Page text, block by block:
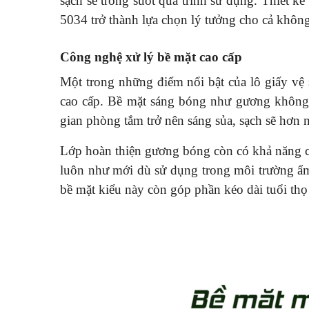
5034 trở thành lựa chọn lý tưởng cho cả
Công nghệ xử lý bề mặt cao cấp
Một trong những điểm nổi bật của lô giấy
cao cấp. Bề mặt sáng bóng như gương
gian phòng tắm trở nên sáng sủa, sạch sẽ
Lớp hoàn thiện gương bóng còn có khả năng
luôn như mới dù sử dụng trong môi trường
bề mặt kiểu này còn góp phần kéo dài tuổi